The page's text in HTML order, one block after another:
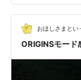
ゃ好きなんですが
されるのか・・！
い爽快！！良い！
のですが、やっぱ
おほしさまとい
ORIGINSモード